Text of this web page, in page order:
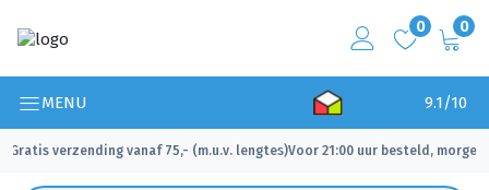
0 0
MENU 9.1/10
Gratis verzending vanaf 75,- (m.u.v. lengtes)
✓ Voor 21:00 uur besteld, morgen